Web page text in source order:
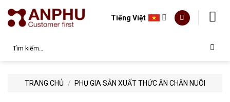
content
Tiếng Việt
TRANG CHỦ / PHỤ GIA SẢN XUẤT THỨC ĂN CHĂN NUÔI